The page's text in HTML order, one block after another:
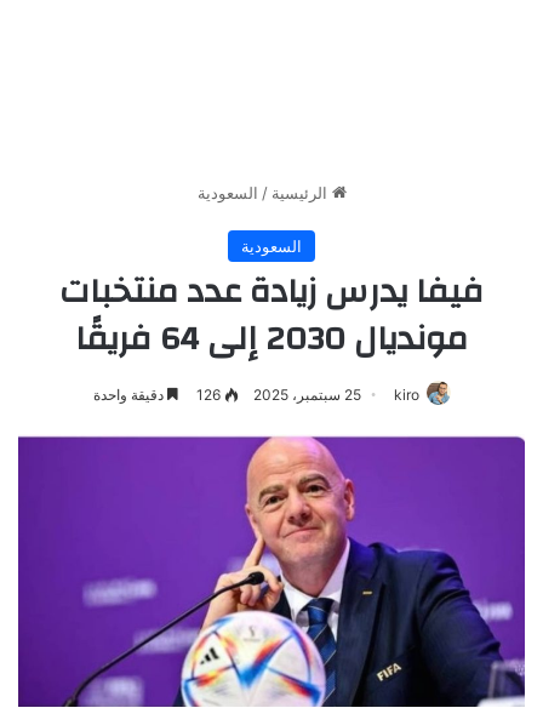
الرئيسية / السعودية
السعودية
فيفا يدرس زيادة عدد منتخبات
مونديال 2030 إلى 64 فريقًا
kiro 25 سبتمبر، 2025 126 دقيقة واحدة